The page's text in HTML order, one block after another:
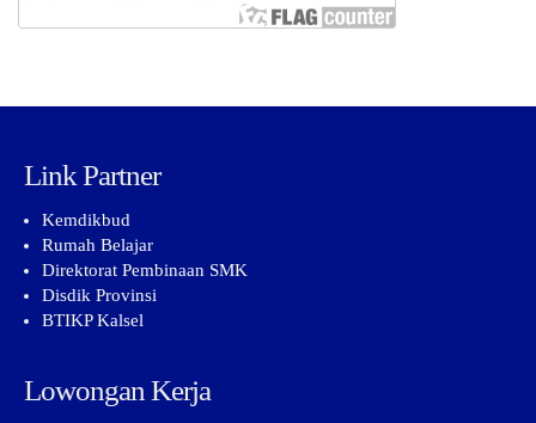
Link Partner
Kemdikbud
Rumah Belajar
Direktorat Pembinaan SMK
Disdik Provinsi
BTIKP Kalsel
Lowongan Kerja